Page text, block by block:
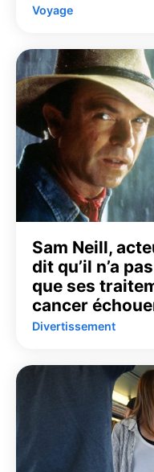
Voyage
Sam Neill,
dit qu’il n’a
que ses
cancer
Divertissement